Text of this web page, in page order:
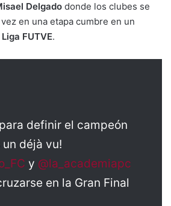
Delgado donde los clubes se
en una etapa cumbre en un
Liga FUTVE.
definir el campeón
un déjà vu!
y @la_academiapc
en la Gran Final